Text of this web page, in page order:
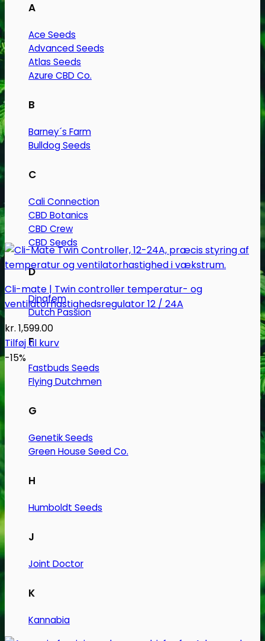
A
Ace Seeds
Advanced Seeds
Atlas Seeds
Azure CBD Co.
B
Barney´s Farm
Bulldog Seeds
C
Cali Connection
CBD Botanics
CBD Crew
CBD Seeds
D
Dinafem
Dutch Passion
F
Fastbuds Seeds
Flying Dutchmen
G
Genetik Seeds
Green House Seed Co.
H
Humboldt Seeds
J
Joint Doctor
K
Kannabia
Cli-mate | Twin controller temperatur- og
ventilatorhastighedsregulator 12 / 24A
kr. 1,599.00
Tilføj til kurv
-15%